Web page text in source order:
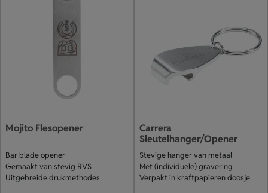
Mojito Flesopener
Bar blade opener
Gemaakt van stevig RVS
Uitgebreide drukmethodes
Carrera
Sleutelhanger/Opener
Stevige hanger van metaal
Met (individuele) gravering
Verpakt in kraftpapieren doosje